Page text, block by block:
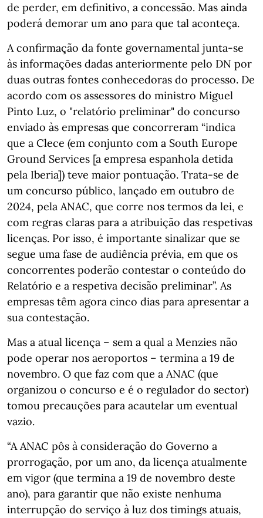
de perder, em definitivo, a concessão. Mas ainda
poderá demorar um ano para que tal aconteça.
A confirmação da fonte governamental junta-se
às informações dadas anteriormente pelo DN por
duas outras fontes conhecedoras do processo. De
acordo com os assessores do ministro Miguel
Pinto Luz, o "relatório preliminar" do concurso
enviado às empresas que concorreram “indica
que a Clece (em conjunto com a South Europe
Ground Services [a empresa espanhola detida
pela Iberia]) teve maior pontuação. Trata-se de
um concurso público, lançado em outubro de
2024, pela ANAC, que corre nos termos da lei, e
com regras claras para a atribuição das respetivas
licenças. Por isso, é importante sinalizar que se
segue uma fase de audiência prévia, em que os
concorrentes poderão contestar o conteúdo do
Relatório e a respetiva decisão preliminar”. As
empresas têm agora cinco dias para apresentar a
sua contestação.
Mas a atual licença – sem a qual a Menzies não
pode operar nos aeroportos – termina a 19 de
novembro. O que faz com que a ANAC (que
organizou o concurso e é o regulador do sector)
tomou precauções para acautelar um eventual
vazio.
“A ANAC pôs à consideração do Governo a
prorrogação, por um ano, da licença atualmente
em vigor (que termina a 19 de novembro deste
ano), para garantir que não existe nenhuma
interrupção do serviço à luz dos timings atuais,